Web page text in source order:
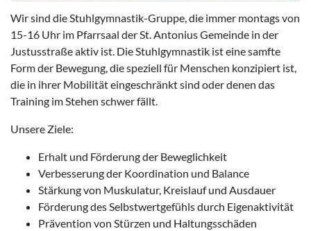
Wir sind die Stuhlgymnastik-Gruppe, die immer montags von
15-16 Uhr im Pfarrsaal der St. Antonius Gemeinde in der
Justusstraße aktiv ist. Die Stuhlgymnastik ist eine samfte
Form der Bewegung, die speziell für Menschen konzipiert ist,
die in ihrer Mobilität eingeschränkt sind oder denen das
Training im Stehen schwer fällt.
Unsere Ziele:
Erhalt und Förderung der Beweglichkeit
Verbesserung der Koordination und Balance
Stärkung von Muskulatur, Kreislauf und Ausdauer
Förderung des Selbstwertgefühls durch Eigenaktivität
Prävention von Stürzen und Haltungsschäden